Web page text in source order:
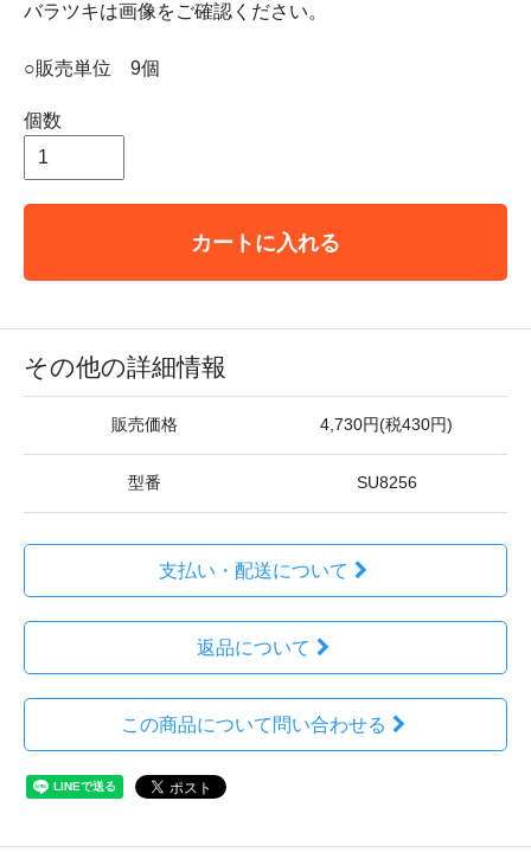
バラツキは画像をご確認ください。
○販売単位 9個
個数
カートに入れる
その他の詳細情報
販売価格 4,730円(税430円)
型番 SU8256
支払い・配送について
返品について
この商品について問い合わせる